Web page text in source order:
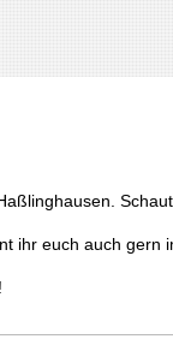
ihr euch auch gern